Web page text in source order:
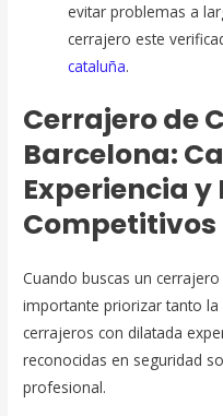
evitar problemas a
cerrajero este
cataluña.
Cerrajero de
Barcelona:
Experiencia y
Competitivos
Cuando buscas un
importante priorizar tanto la
cerrajeros con dilatada
reconocidas en seguridad
profesional.